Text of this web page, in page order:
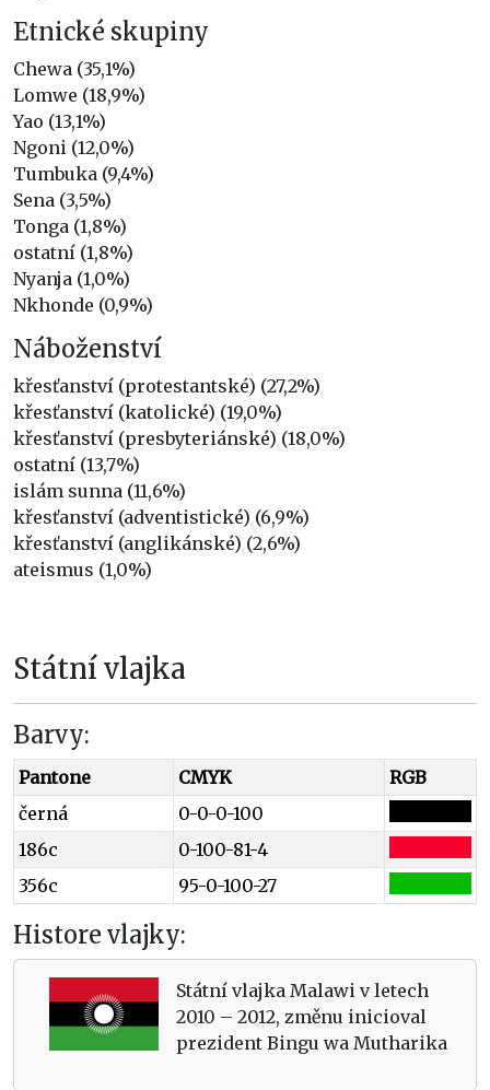
Etnické skupiny
Chewa (35,1%)
Lomwe (18,9%)
Yao (13,1%)
Ngoni (12,0%)
Tumbuka (9,4%)
Sena (3,5%)
Tonga (1,8%)
ostatní (1,8%)
Nyanja (1,0%)
Nkhonde (0,9%)
Náboženství
křesťanství (protestantské) (27,2%)
křesťanství (katolické) (19,0%)
křesťanství (presbyteriánské) (18,0%)
ostatní (13,7%)
islám sunna (11,6%)
křesťanství (adventistické) (6,9%)
křesťanství (anglikánské) (2,6%)
ateismus (1,0%)
Státní vlajka
Barvy:
Pantone CMYK
RGB
černá
0-0-0-100
186c
0-100-81-4
356c
95-0-100-27
Histore vlajky:
Státní vlajka Malawi v letech
2010 – 2012, změnu inicioval
prezident Bingu wa Mutharika